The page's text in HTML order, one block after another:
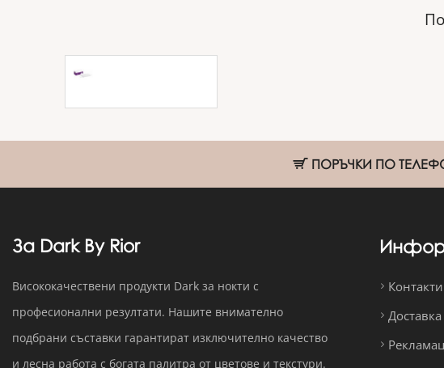
ПОРЪЧКИ ПО
За Dark By Rior
Висококачествени продукти Dark за нокти с
професионални резултати. Нашите внимателно
подбрани съставки гарантират изключително качество
и лесна работа с богата палитра от цветове и текстури.
Контакти